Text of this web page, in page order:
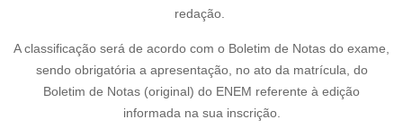
redação.
A classificação será de acordo com o Boletim de Notas do exame,
sendo obrigatória a apresentação, no ato da matrícula, do
Boletim de Notas (original) do ENEM referente à edição
informada na sua inscrição.